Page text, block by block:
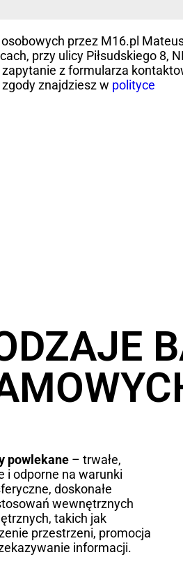
przez M16.pl
przy ulicy Piłsudskiego 8,
z formularza
znajdziesz w polityce
powlekane – trwałe,
i odporne na warunki
doskonałe
wewnętrznych
takich jak
przestrzeni, promocja
informacji.